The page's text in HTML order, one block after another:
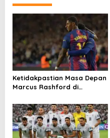
Ketidakpastian Masa Depan
Marcus Rashford di